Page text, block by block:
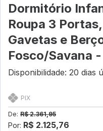
Dormitório
Roupa 3
Gavetas e
Fosco/Savana
Disponibilidade: 20 dias
PIX
De: R$ 2.361,95
Por: R$ 2.125,76